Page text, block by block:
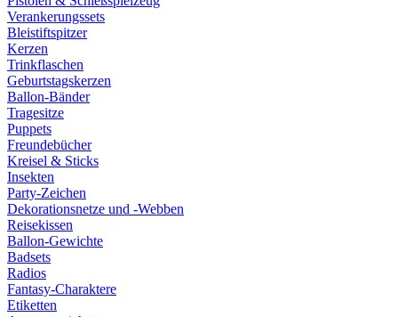
Verankerungssets
Bleistiftspitzer
Kerzen
Trinkflaschen
Geburtstagskerzen
Ballon-Bänder
Tragesitze
Puppets
Freundebücher
Kreisel & Sticks
Insekten
Party-Zeichen
Dekorationsnetze und -Webben
Reisekissen
Ballon-Gewichte
Badsets
Radios
Fantasy-Charaktere
Etiketten